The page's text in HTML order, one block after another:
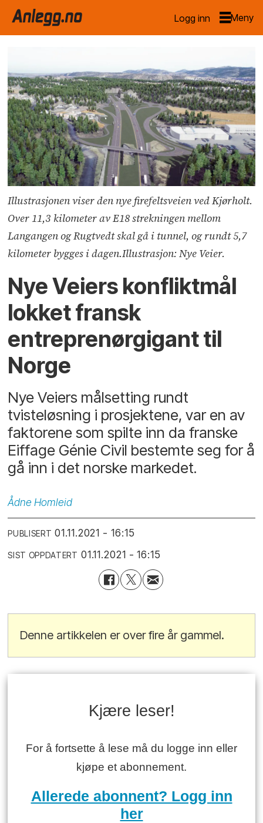
Logg inn
Illustrasjonen viser den nye firefeltsveien ved Kjørholt.
Over 11,3 kilometer av E18 strekningen mellom
Langangen og Rugtvedt skal gå i tunnel, og rundt 5,7
kilometer bygges i dagen.Illustrasjon: Nye Veier.
Nye Veiers konfliktmål
lokket fransk
entreprenørgigant til
Norge
Nye Veiers målsetting rundt
tvisteløsning i prosjektene, var en av
faktorene som spilte inn da franske
Eiffage Génie Civil bestemte seg for å
gå inn i det norske markedet.
Ådne Homleid
PUBLISERT 01.11.2021 - 16:15
SIST OPPDATERT 01.11.2021 - 16:15
Denne artikkelen er over fire år gammel.
Kjære leser!
For å fortsette å lese må du logge inn eller
kjøpe et abonnement.
Allerede abonnent? Logg inn
her